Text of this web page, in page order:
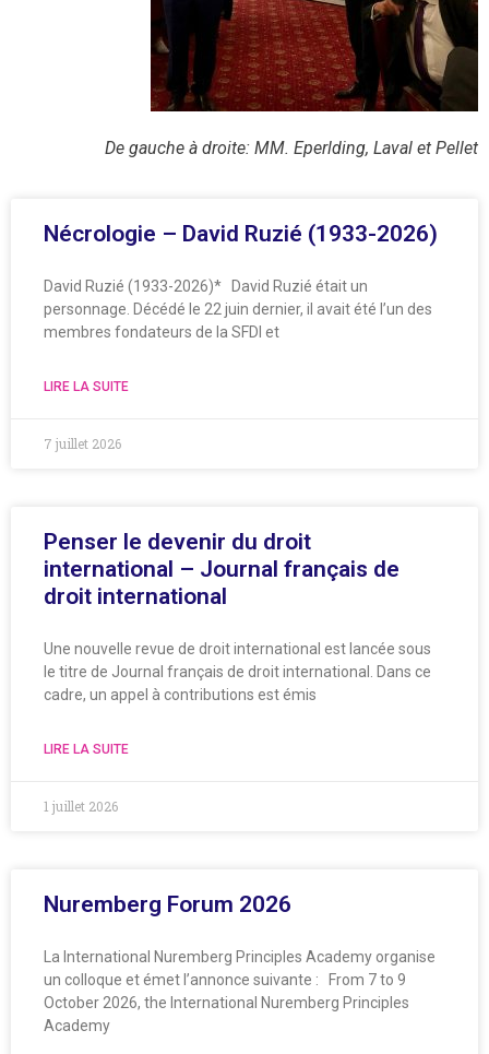
De gauche à droite: MM. Eperlding, Laval et Pellet
Nécrologie – David Ruzié (1933-2026)
David Ruzié (1933-2026)* David Ruzié était un
personnage. Décédé le 22 juin dernier, il avait été l’un des
membres fondateurs de la SFDI et
LIRE LA SUITE
7 juillet 2026
Penser le devenir du droit
international – Journal français de
droit international
Une nouvelle revue de droit international est lancée sous
le titre de Journal français de droit international. Dans ce
cadre, un appel à contributions est émis
LIRE LA SUITE
1 juillet 2026
Nuremberg Forum 2026
La International Nuremberg Principles Academy organise
un colloque et émet l’annonce suivante : From 7 to 9
October 2026, the International Nuremberg Principles
Academy